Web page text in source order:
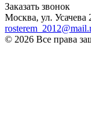
Заказать звонок
Москва, ул. Усачева
© 2026 Все права